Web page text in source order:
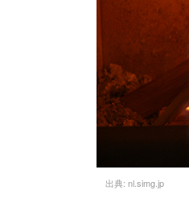
出典: nl.simg.jp